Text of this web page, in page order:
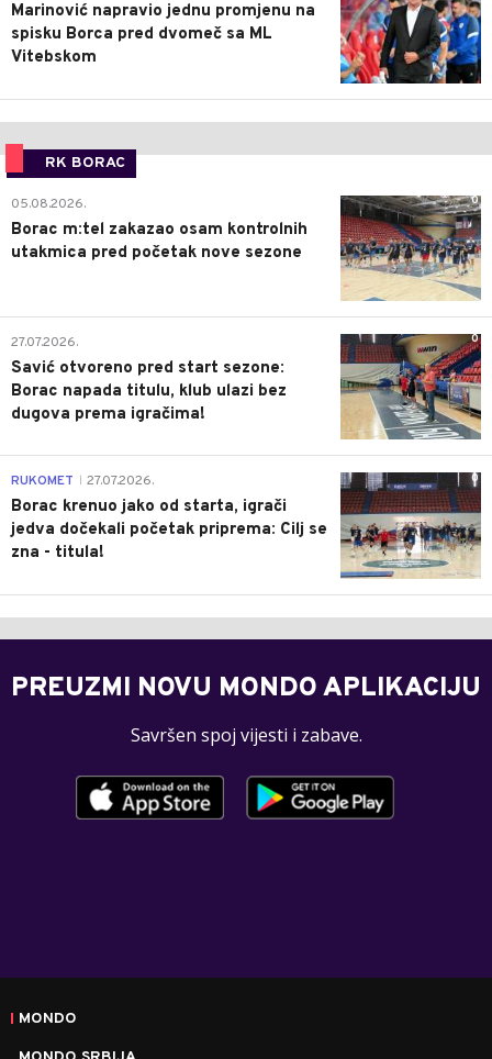
Marinović napravio jednu promjenu na
spisku Borca pred dvomeč sa ML
Vitebskom
RK BORAC
0
05.08.2026.
Borac m:tel zakazao osam kontrolnih
utakmica pred početak nove sezone
0
27.07.2026.
Savić otvoreno pred start sezone:
Borac napada titulu, klub ulazi bez
dugova prema igračima!
0
RUKOMET 27.07.2026.
Borac krenuo jako od starta, igrači
jedva dočekali početak priprema: Cilj se
zna - titula!
PREUZMI NOVU MONDO APLIKACIJU
Savršen spoj vijesti i zabave.
MONDO